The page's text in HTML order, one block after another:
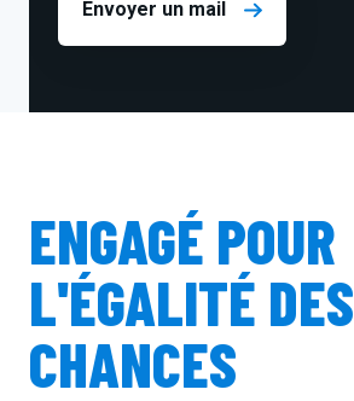
Envoyer un mail
ENGAGÉ POUR
L'ÉGALITÉ DES
CHANCES